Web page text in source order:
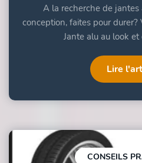
A la recherche de
conception, faites pour
Jante alu au look
Lire
CONSEILS